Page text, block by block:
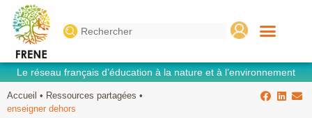
Search
for:
Le réseau français d’éducation à la nature et à l’environnement
Accueil • Ressources partagées •
enseigner dehors